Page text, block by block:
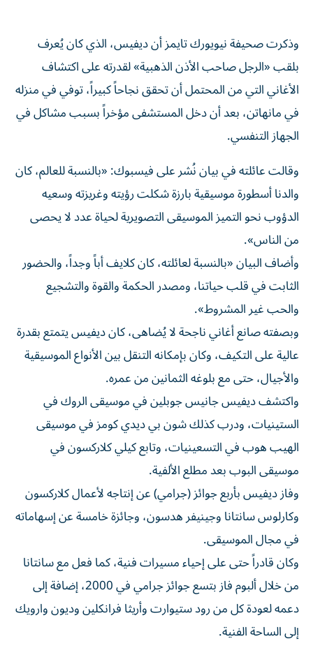
وذكرت صحيفة نيويورك تايمز أن ديفيس، الذي كان ‌يُعرف
بلقب «الرجل صاحب الأذن الذهبية» لقدرته على اكتشاف
الأغاني ⁠التي من المحتمل أن تحقق نجاحاً كبيراً، توفي في منزله
في مانهاتن، بعد أن دخل المستشفى مؤخراً بسبب مشاكل في
الجهاز التنفسي.
وقالت عائلته في بيان نُشر على فيسبوك: «بالنسبة للعالم، كان
والدنا أسطورة موسيقية بارزة شكلت رؤيته وغريزته وسعيه
الدؤوب ​نحو التميز الموسيقى التصويرية لحياة عدد لا يحصى
من ‌الناس».
وأضاف البيان «بالنسبة لعائلته، كان كلايف أباً وجداً، والحضور
الثابت في قلب حياتنا، ومصدر الحكمة والقوة والتشجيع
والحب غير المشروط».
وبصفته ⁠صانع أغاني ناجحة لا يُضاهى، كان ديفيس يتمتع بقدرة
عالية على التكيف، وكان بإمكانه التنقل بين الأنواع الموسيقية
والأجيال، حتى مع ​بلوغه ‌الثمانين من عمره.
واكتشف ديفيس جانيس جوبلين في موسيقى ‌الروك في
الستينيات، ودرب كذلك شون بي ديدي كومز في موسيقى
الهيب هوب في التسعينيات، وتابع كيلي كلاركسون في
موسيقى البوب ‌بعد مطلع ‌الألفية.
وفاز ديفيس بأربع جوائز (جرامي) ⁠عن إنتاجه لأعمال كلاركسون
وكارلوس سانتانا وجينيفر هدسون، ‌وجائزة خامسة عن إسهاماته
في مجال الموسيقى.
وكان قادراً حتى على إحياء مسيرات فنية، كما فعل مع ⁠سانتانا
من خلال ألبوم فاز بتسع جوائز ​جرامي في 2000، إضافة إلى
دعمه لعودة كل من رود ستيوارت وأريثا فرانكلين وديون وارويك
إلى الساحة الفنية.